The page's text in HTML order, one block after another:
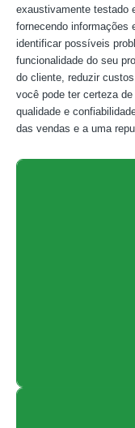
exaustivamente testado
fornecendo informações
identificar possíveis
funcionalidade do seu
do cliente, reduzir
você pode ter certeza
qualidade e
das vendas e a uma
As taxas são
certificação
tempo que